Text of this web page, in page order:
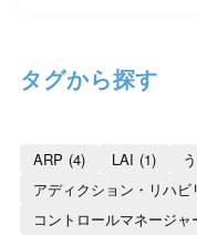
タグから探す
ARP (4) LAI (1)
アディクション・リハ
コントロールマネージャ